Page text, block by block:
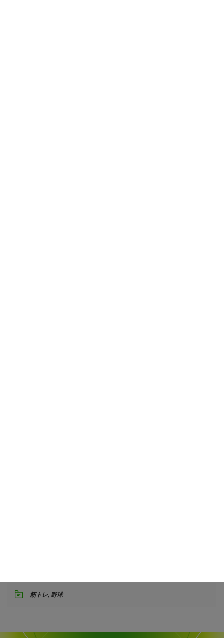
筋トレ, 野球